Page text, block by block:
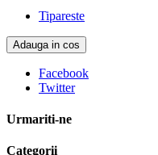
Tipareste
Adauga in cos
Facebook
Twitter
Urmariti-ne
Categorii